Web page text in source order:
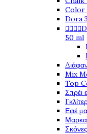
Color
Dora

50 ml
Mix
Top
Σπρέι
Εφέ